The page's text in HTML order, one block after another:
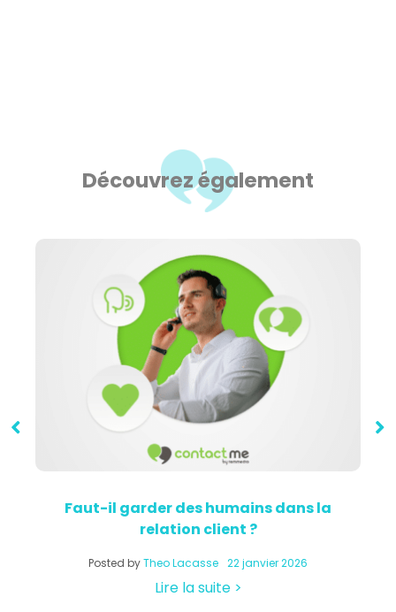
Découvrez également
Faut-il garder des humains dans la
relation client ?
Posted byTheo Lacasse 22 janvier 2026
Lire la suite >